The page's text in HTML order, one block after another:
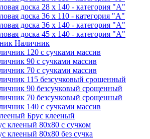
доска 28 х 140 - категория "А"
доска 36 х 110 - категория "А"
доска 36 х 140 - категория "А"
доска 45 х 140 - категория "А"
Наличник
120 с сучками массив
90 с сучками массив
70 с сучками массив
115 безсучковый срощенный
90 безсучковый срощенный
70 безсучковый срощенный
140 с сучками массив
Брус клееный
клееный 80х80 с сучком
клееный 80х80 без сучка